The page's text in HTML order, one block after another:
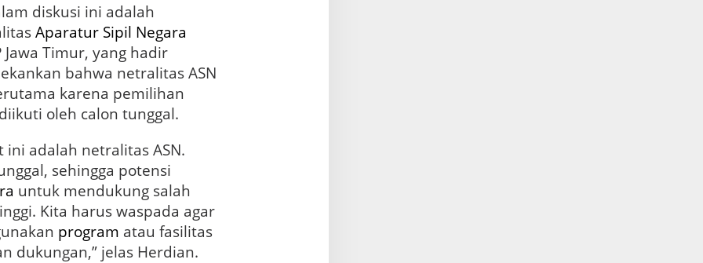
diskusi ini adalah
Aparatur Sipil Negara
Jawa Timur, yang hadir
bahwa netralitas ASN
karena pemilihan
oleh calon tunggal.
ini adalah netralitas ASN.
sehingga potensi
untuk mendukung salah
Kita harus waspada agar
program atau fasilitas
dukungan,” jelas Herdian.